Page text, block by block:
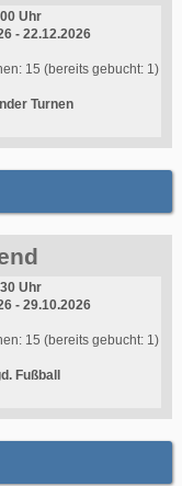
Uhr
- 22.12.2026
15 (bereits gebucht: 1)
Turnen
Uhr
- 29.10.2026
15 (bereits gebucht: 1)
Fußball